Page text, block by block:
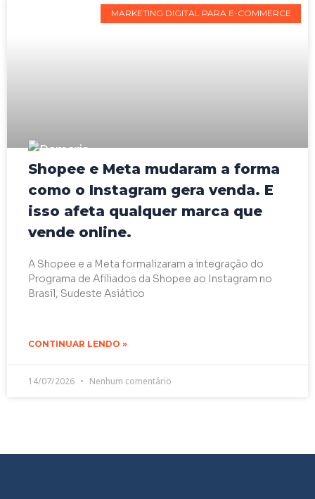
MARKETING DIGITAL PARA E-COMMERCE
Shopee e Meta mudaram a forma
como o Instagram gera venda. E
isso afeta qualquer marca que
vende online.
A Shopee e a Meta formalizaram a integração do
Programa de Afiliados da Shopee ao Instagram no
Brasil, Sudeste Asiático
CONTINUAR LENDO »
14/07/2026 Nenhum comentário